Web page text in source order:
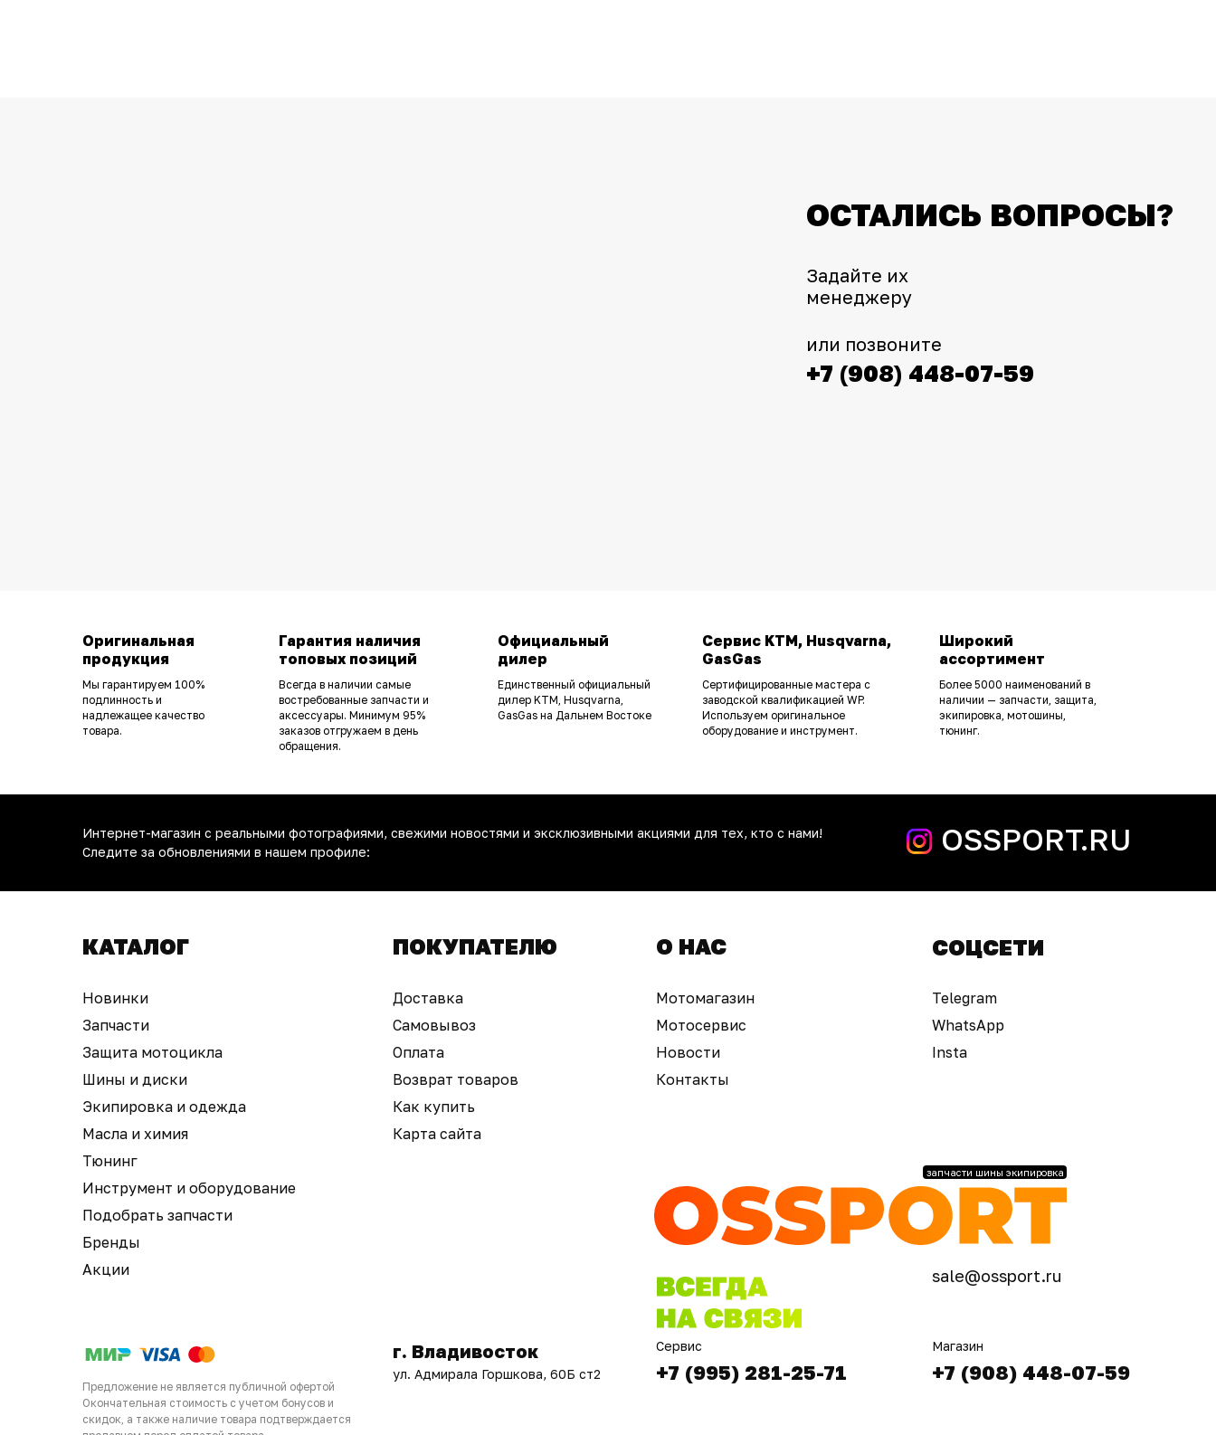
ОСТАЛИСЬ ВОПРОСЫ?
+7 (908) 448-07-59
или позвоните
Задайте их
менеджеру
Широкий
ассортимент
Более 5000 наименований в
наличии — запчасти, защита,
экипировка, мотошины,
тюнинг.
Оригинальная
продукция
Мы гарантируем 100%
подлинность и
надлежащее качество
товара.
Единственный официальный
дилер KTM, Husqvarna,
GasGas на Дальнем Востоке
Официальный
дилер
Сертифицированные мастера с
заводской квалификацией WP.
Используем оригинальное
оборудование и инструмент.
Сервис KTM, Husqvarna,
GasGas
Всегда в наличии самые
востребованные запчасти и
аксессуары. Минимум 95%
заказов отгружаем в день
обращения.
Гарантия наличия
топовых позиций
OSSPORT.RU
Интернет-магазин с реальными фотографиями, свежими новостями и эксклюзивными акциями для тех, кто с нами!
Следите за обновлениями в нашем профиле:
О НАС СОЦСЕТИ
Акции
Бренды
Инструмент и оборудование
Подобрать запчасти
Тюнинг
Запчасти
Шины и диски
Защита мотоцикла
Экипировка и одежда
Масла и химия
Новинки
Доставка
Самовывоз
Возврат товаров
Оплата
Как купить
Карта сайта
Мотомагазин
Мотосервис
Новости
Контакты
Telegram
WhatsApp
Insta
КАТАЛОГ ПОКУПАТЕЛЮ
+7 (908) 448-07-59
Магазин
+7 (995) 281-25-71
Сервис
г. Владивосток
ул. Адмирала Горшкова, 60Б ст2
sale@ossport.ru
Предложение не является публичной офертой
Окончательная стоимость с учетом бонусов и
скидок, а также наличие товара подтверждается
запчасти шины экипировка